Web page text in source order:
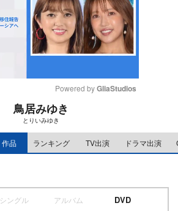
e
Powered by GliaStudios
鳥居みゆき
とりいみゆき
作品 ランキング TV出演 ドラマ出演
シングル アルバム
DVD